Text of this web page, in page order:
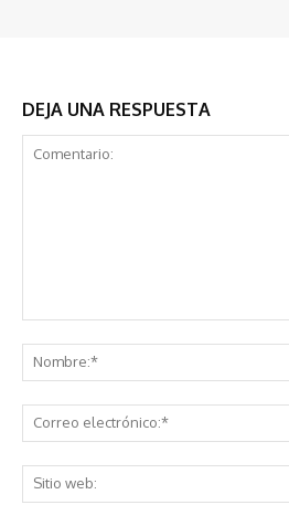
DEJA UNA RESPUESTA